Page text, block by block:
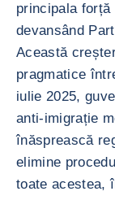
principala
devansând
Această
pragmatice
iulie 2025,
anti-imigrație
înăsprească
elimine
toate acestea,